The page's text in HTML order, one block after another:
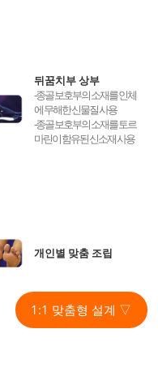
뒤꿈치부 상부
-종골 보호부의 소재를 인체
에 무해한 신물질 사용
-종골 보호부의 소재를 토르
마린이 함유된 신소재 사용
개인별 맞춤 조립
1:1 맞춤형 설계 ▽